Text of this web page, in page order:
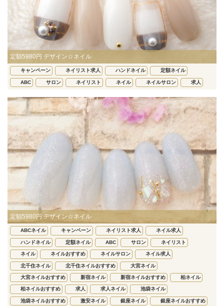
定額5980円 デザイン☆ネイル
キャンペーン ネイリスト求人 ハンドネイル 定額ネイル
ABC サロン ネイリスト ネイル ネイルサロン 求人
定額5980円 デザイン☆ネイル
ABCネイル キャンペーン ネイリスト求人 ネイル求人
ハンドネイル 定額ネイル ABC サロン ネイリスト
ネイル ネイルおすすめ ネイルサロン ネイル求人
北千住ネイル 北千住ネイルおすすめ 大宮ネイル
大宮ネイルおすすめ 新宿ネイル 新宿ネイルおすすめ 柏ネイル
柏ネイルおすすめ 求人 求人ネイル 池袋ネイル
池袋ネイルおすすめ 激安ネイル 銀座ネイル 銀座ネイルおすすめ